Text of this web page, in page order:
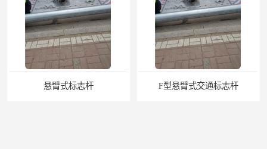
悬臂式标志杆 F型悬臂式交通标志杆